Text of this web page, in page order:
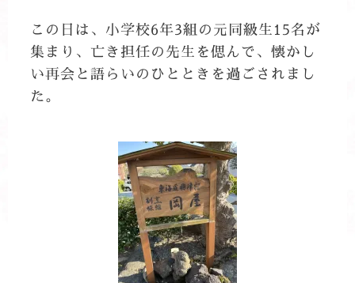
この日は、小学校6年3組の元同級生15名が
集まり、亡き担任の先生を偲んで、懐かし
い再会と語らいのひとときを過ごされまし
た。